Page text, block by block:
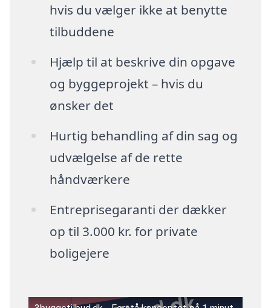
hvis du vælger ikke at benytte
tilbuddene
Hjælp til at beskrive din opgave
og byggeprojekt – hvis du
ønsker det
Hurtig behandling af din sag og
udvælgelse af de rette
håndværkere
Entreprisegaranti der dækker
op til 3.000 kr. for private
boligejere